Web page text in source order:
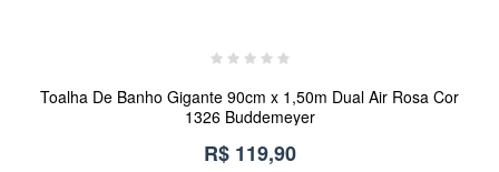
Toalha De Banho Gigante 90cm x 1,50m Dual Air Rosa Cor
1326 Buddemeyer
R$ 119,90